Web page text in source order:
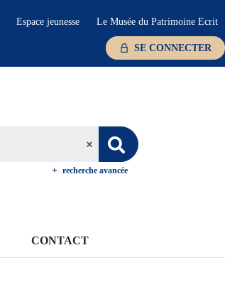
Espace jeunesse Le Musée du Patrimoine Ecrit
SE CONNECTER
recherche avancée
CONTACT